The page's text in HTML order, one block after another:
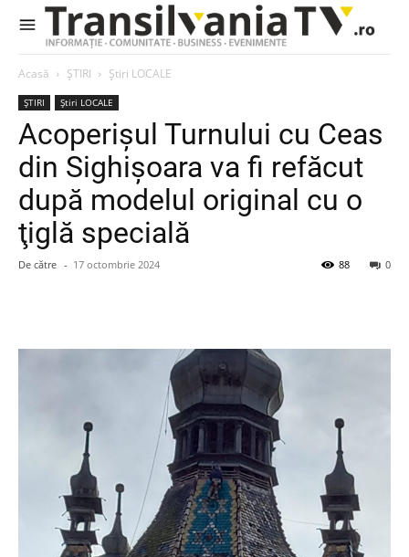
Acasă ȘTIRI Știri LOCALE
ȘTIRI Știri LOCALE
Acoperişul Turnului cu Ceas
din Sighişoara va fi refăcut
după modelul original cu o
ţiglă specială
De către - 17 octombrie 2024 0
88